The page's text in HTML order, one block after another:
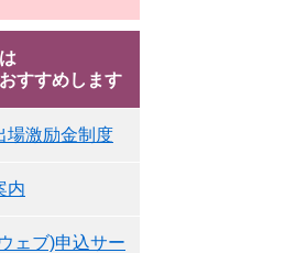
すすめします
場激励金制度
内
ェブ)申込サー